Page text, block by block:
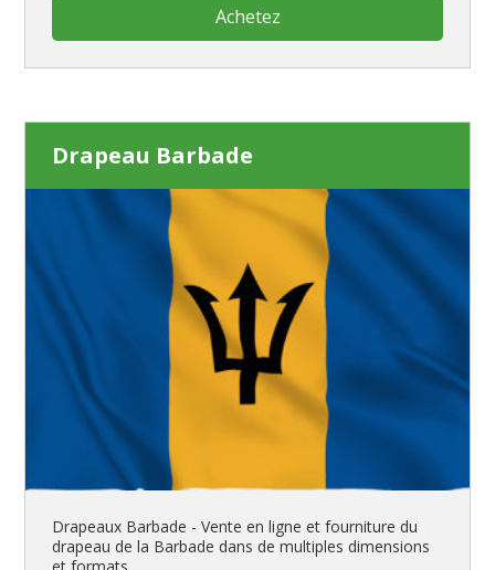
Achetez
Drapeau Barbade
Drapeaux Barbade - Vente en ligne et fourniture du
drapeau de la Barbade dans de multiples dimensions